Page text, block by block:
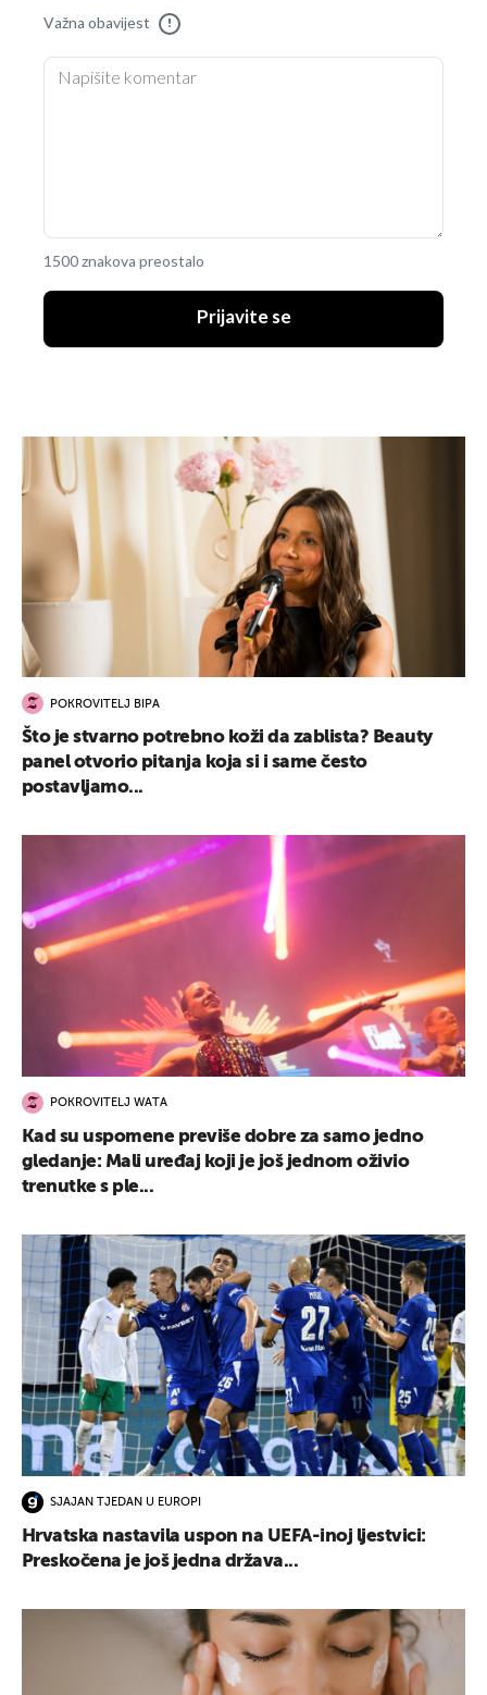
Važna obavijest !
1500 znakova preostalo
Prijavite se
POKROVITELJ BIPA
Što je stvarno potrebno koži da zablista? Beauty
panel otvorio pitanja koja si i same često
postavljamo...
POKROVITELJ WATA
Kad su uspomene previše dobre za samo jedno
gledanje: Mali uređaj koji je još jednom oživio
trenutke s ple...
SJAJAN TJEDAN U EUROPI
Hrvatska nastavila uspon na UEFA-inoj ljestvici:
Preskočena je još jedna država...